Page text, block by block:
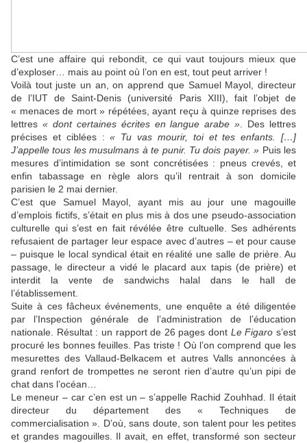
C’est une affaire qui rebondit, ce qui vaut toujours mieux que
d’exploser… mais au point où l’on en est, tout peut arriver !
Voilà tout juste un an, on apprend que Samuel Mayol, directeur
de l’IUT de Saint-Denis (université Paris XIII), fait l’objet de
« menaces de mort » répétées, ayant reçu à quinze reprises des
lettres « dont certaines écrites en langue arabe » . Des lettres
précises et ciblées :« Tu vas mourir, toi et tes enfants. […]
J’appelle tous les musulmans à te punir. Tu dois payer. » Puis les
mesures d’intimidation se sont concrétisées : pneus crevés, et
enfin tabassage en règle alors qu’il rentrait à son domicile
parisien le 2 mai dernier.
C’est que Samuel Mayol, ayant mis au jour une magouille
d’emplois fictifs, s’était en plus mis à dos une pseudo-association
culturelle qui s’est en fait révélée être cultuelle. Ses adhérents
refusaient de partager leur espace avec d’autres – et pour cause
– puisque le local syndical était en réalité une salle de prière. Au
passage, le directeur a vidé le placard aux tapis (de prière) et
interdit la vente de sandwichs halal dans le hall de
l’établissement.
Suite à ces fâcheux événements, une enquête a été diligentée
par l’Inspection générale de l’administration de l’éducation
nationale. Résultat : un rapport de 26 pages dont Le Figaro s’est
procuré les bonnes feuilles. Pas triste ! Où l’on comprend que les
mesurettes des Vallaud-Belkacem et autres Valls annoncées à
grand renfort de trompettes ne seront rien d’autre qu’un pipi de
chat dans l’océan…
Le meneur – car c’en est un – s’appelle Rachid Zouhhad. Il était
directeur du département des « Techniques de
commercialisation ». D’où, sans doute, son talent pour les petites
et grandes magouilles. Il avait, en effet, transformé son secteur